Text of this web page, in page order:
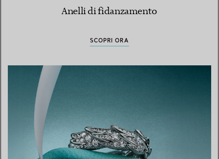
Anelli di fidanzamento
SCOPRI ORA